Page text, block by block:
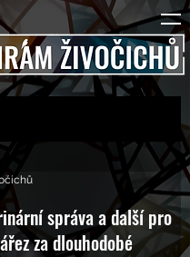
správa a další pro
za dlouhodobé